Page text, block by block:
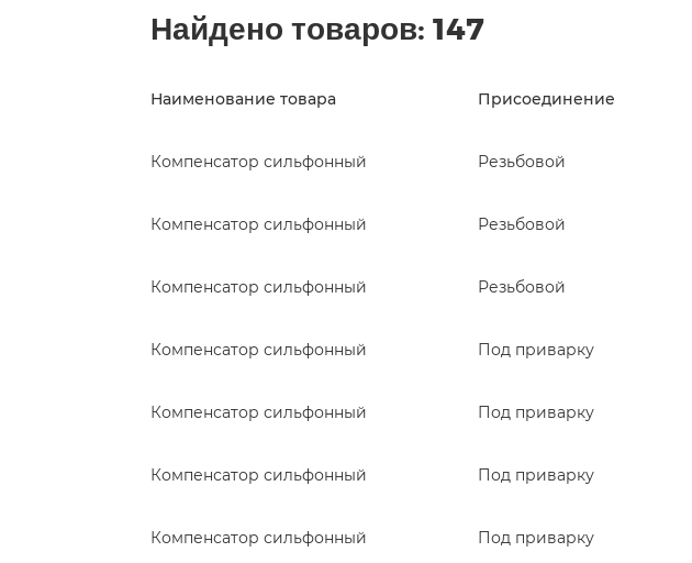
Найдено товаров: 147
Наименование товара Присоединение
Компенсатор сильфонный Резьбовой
Компенсатор сильфонный Резьбовой
Компенсатор сильфонный Резьбовой
Компенсатор сильфонный Под приварку
Компенсатор сильфонный Под приварку
Компенсатор сильфонный Под приварку
Компенсатор сильфонный Под приварку